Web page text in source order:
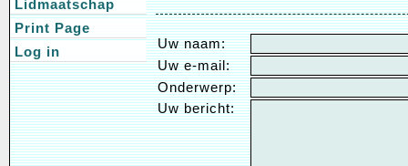
Uw naam:
Uw e-mail:
Onderwerp:
Uw bericht:
Lidmaatschap
Print Page
Log in